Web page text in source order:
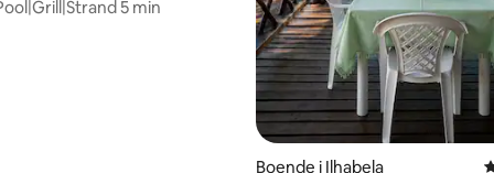
5 min
Boende i Ilhabela